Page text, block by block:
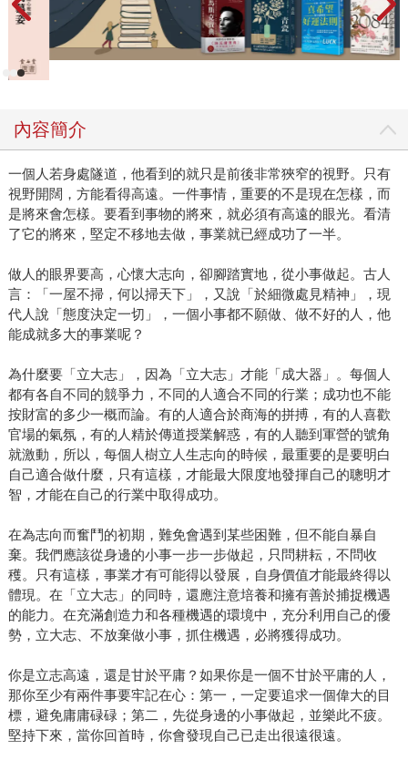
內容簡介
一個人若身處隧道，他看到的就只是前後非常狹窄的視野。只有
視野開闊，方能看得高遠。一件事情，重要的不是現在怎樣，而
是將來會怎樣。要看到事物的將來，就必須有高遠的眼光。看清
了它的將來，堅定不移地去做，事業就已經成功了一半。
做人的眼界要高，心懷大志向，卻腳踏實地，從小事做起。古人
言：「一屋不掃，何以掃天下」，又說「於細微處見精神」，現
代人說「態度決定一切」，一個小事都不願做、做不好的人，他
能成就多大的事業呢？
為什麼要「立大志」，因為「立大志」才能「成大器」。每個人
都有各自不同的競爭力，不同的人適合不同的行業；成功也不能
按財富的多少一概而論。有的人適合於商海的拼搏，有的人喜歡
官場的氣氛，有的人精於傳道授業解惑，有的人聽到軍營的號角
就激動，所以，每個人樹立人生志向的時候，最重要的是要明白
自己適合做什麼，只有這樣，才能最大限度地發揮自己的聰明才
智，才能在自己的行業中取得成功。
在為志向而奮鬥的初期，難免會遇到某些困難，但不能自暴自
棄。我們應該從身邊的小事一步一步做起，只問耕耘，不問收
穫。只有這樣，事業才有可能得以發展，自身價值才能最終得以
體現。在「立大志」的同時，還應注意培養和擁有善於捕捉機遇
的能力。在充滿創造力和各種機遇的環境中，充分利用自己的優
勢，立大志、不放棄做小事，抓住機遇，必將獲得成功。
你是立志高遠，還是甘於平庸？如果你是一個不甘於平庸的人，
那你至少有兩件事要牢記在心：第一，一定要追求一個偉大的目
標，避免庸庸碌碌；第二，先從身邊的小事做起，並樂此不疲。
堅持下來，當你回首時，你會發現自己已走出很遠很遠。